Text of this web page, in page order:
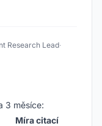
Research Lead·
3 měsíce:
Míra citací